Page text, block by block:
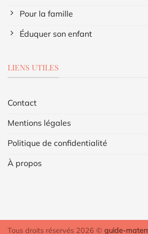
Pour la famille
Éduquer son enfant
LIENS UTILES
Contact
Mentions légales
Politique de confidentialité
À propos
Tous droits réservés 2026 © guide-